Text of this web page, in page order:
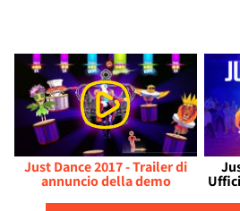
Just Dance 2017 - Trailer di
annuncio della demo